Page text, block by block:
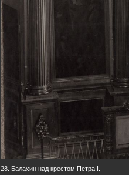
28. Балахин над крестом Петра I.